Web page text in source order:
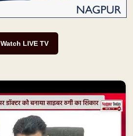
Watch LIVE TV